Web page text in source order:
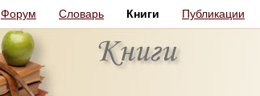
Форум Словарь Книги Публикации